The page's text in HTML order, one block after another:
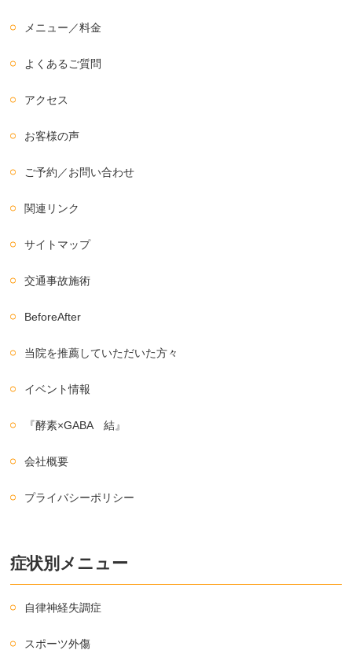
メニュー／料金
よくあるご質問
アクセス
お客様の声
ご予約／お問い合わせ
関連リンク
サイトマップ
交通事故施術
BeforeAfter
当院を推薦していただいた方々
イベント情報
『酵素×GABA 結』
会社概要
プライバシーポリシー
症状別メニュー
自律神経失調症
スポーツ外傷